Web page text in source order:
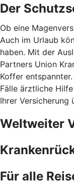
Der
Ob eine
Auch im Urlaub
haben. Mit der
Partners Union
Koffer
Fälle ärztliche
Ihrer Versicherung
Weltweiter
Für alle